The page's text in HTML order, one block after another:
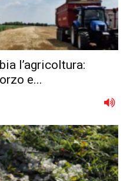
l’agricoltura:
e...